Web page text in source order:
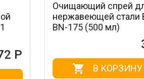
спрей для
стали BON
175 (500 мл)
В КОРЗИНУ